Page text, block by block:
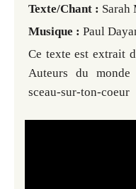
Texte/Chant : Sarah
Musique : Paul
Ce texte est extrait
Auteurs du monde
sceau-sur-ton-coeur